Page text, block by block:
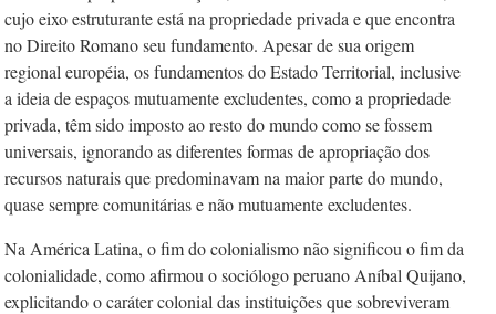
cujo eixo estruturante está na propriedade privada e que encontra
no Direito Romano seu fundamento. Apesar de sua origem
regional européia, os fundamentos do Estado Territorial, inclusive
a ideia de espaços mutuamente excludentes, como a propriedade
privada, têm sido imposto ao resto do mundo como se fossem
universais, ignorando as diferentes formas de apropriação dos
recursos naturais que predominavam na maior parte do mundo,
quase sempre comunitárias e não mutuamente excludentes.
Na América Latina, o fim do colonialismo não significou o fim da
colonialidade, como afirmou o sociólogo peruano Aníbal Quijano,
explicitando o caráter colonial das instituições que sobreviveram